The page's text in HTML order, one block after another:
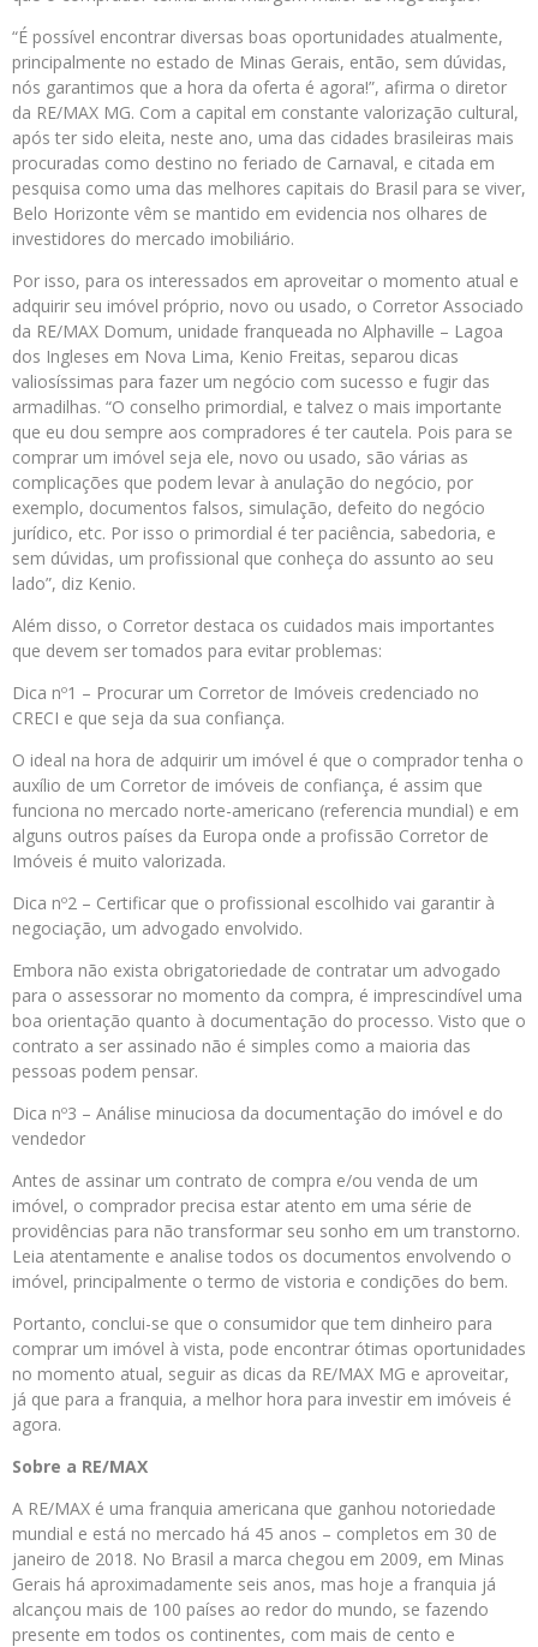
“É possível encontrar diversas boas oportunidades atualmente,
principalmente no estado de Minas Gerais, então, sem dúvidas,
nós garantimos que a hora da oferta é agora!”, afirma o diretor
da RE/MAX MG. Com a capital em constante valorização cultural,
após ter sido eleita, neste ano, uma das cidades brasileiras mais
procuradas como destino no feriado de Carnaval, e citada em
pesquisa como uma das melhores capitais do Brasil para se viver,
Belo Horizonte vêm se mantido em evidencia nos olhares de
investidores do mercado imobiliário.
Por isso, para os interessados em aproveitar o momento atual e
adquirir seu imóvel próprio, novo ou usado, o Corretor Associado
da RE/MAX Domum, unidade franqueada no Alphaville – Lagoa
dos Ingleses em Nova Lima, Kenio Freitas, separou dicas
valiosíssimas para fazer um negócio com sucesso e fugir das
armadilhas. “O conselho primordial, e talvez o mais importante
que eu dou sempre aos compradores é ter cautela. Pois para se
comprar um imóvel seja ele, novo ou usado, são várias as
complicações que podem levar à anulação do negócio, por
exemplo, documentos falsos, simulação, defeito do negócio
jurídico, etc. Por isso o primordial é ter paciência, sabedoria, e
sem dúvidas, um profissional que conheça do assunto ao seu
lado”, diz Kenio.
Além disso, o Corretor destaca os cuidados mais importantes
que devem ser tomados para evitar problemas:
Dica nº1 – Procurar um Corretor de Imóveis credenciado no
CRECI e que seja da sua confiança.
O ideal na hora de adquirir um imóvel é que o comprador tenha o
auxílio de um Corretor de imóveis de confiança, é assim que
funciona no mercado norte-americano (referencia mundial) e em
alguns outros países da Europa onde a profissão Corretor de
Imóveis é muito valorizada.
Dica nº2 – Certificar que o profissional escolhido vai garantir à
negociação, um advogado envolvido.
Embora não exista obrigatoriedade de contratar um advogado
para o assessorar no momento da compra, é imprescindível uma
boa orientação quanto à documentação do processo. Visto que o
contrato a ser assinado não é simples como a maioria das
pessoas podem pensar.
Dica nº3 – Análise minuciosa da documentação do imóvel e do
vendedor
Antes de assinar um contrato de compra e/ou venda de um
imóvel, o comprador precisa estar atento em uma série de
providências para não transformar seu sonho em um transtorno.
Leia atentamente e analise todos os documentos envolvendo o
imóvel, principalmente o termo de vistoria e condições do bem.
Portanto, conclui-se que o consumidor que tem dinheiro para
comprar um imóvel à vista, pode encontrar ótimas oportunidades
no momento atual, seguir as dicas da RE/MAX MG e aproveitar,
já que para a franquia, a melhor hora para investir em imóveis é
agora.
Sobre a RE/MAX
A RE/MAX é uma franquia americana que ganhou notoriedade
mundial e está no mercado há 45 anos – completos em 30 de
janeiro de 2018. No Brasil a marca chegou em 2009, em Minas
Gerais há aproximadamente seis anos, mas hoje a franquia já
alcançou mais de 100 países ao redor do mundo, se fazendo
presente em todos os continentes, com mais de cento e